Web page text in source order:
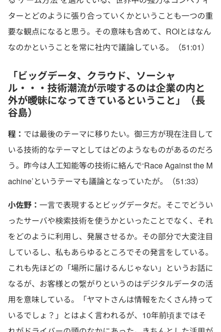
ターとどのように張り合っていくかということも一つの重
要な観点になると思う。その意味も含めて、ROIとはなん
なのかということを常に社内で議論している。（51:01）
「ビッグデータ、クラウド、ソーシャ
ル・・・技術潮流が示唆するのは企業の内と
外が曖昧になってきているということ」（長
谷島）
程： では最後のテーマに移りたい。御三方が現在注目して
いる技術的なテーマとしてはどのようなものがあるのだろ
う。昨今は人工知能等の技術に絡んで‘Race Against the M
achine’というテーマも議論となっていたが。（51:33）
小佐野： 一言で表現するとビッグデータだ。そこでどうい
ったサーバや検索技術を使うかといったことでなく、それ
をどのように利用し、発展させるか。その部分で大変注目
しているし、私もあらゆるところでその発言をしている。
これも先ほどの「場所に届けるんじゃない」というお話に
なるが、お客様との繋がりというのはデジタルデータの活
用を意味している。「ヤマトさんは情報をたくさん持って
いるでしょ？」とはよく言われるが、10年前頃まではそ